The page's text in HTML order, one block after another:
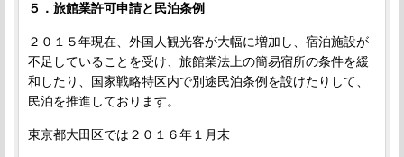
５．旅館業許可申請と民泊条例
２０１５年現在、外国人観光客が大幅に増加し、宿泊施設が
不足していることを受け、旅館業法上の簡易宿所の条件を緩
和したり、国家戦略特区内で別途民泊条例を設けたりして、
民泊を推進しております。
東京都大田区では２０１６年１月末